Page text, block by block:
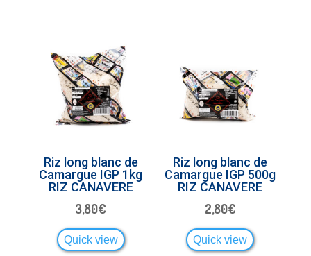
Riz long blanc de
Camargue IGP 1kg
RIZ CANAVERE
3,80€
Quick view
Riz long blanc de
Camargue IGP 500g
RIZ CANAVERE
2,80€
Quick view